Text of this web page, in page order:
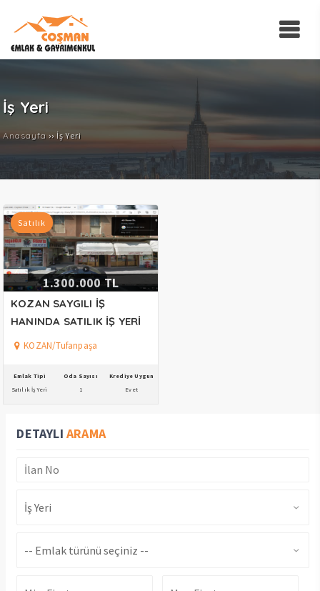
İş Yeri
Anasayfa ›› İş Yeri
Satılık
1.300.000 TL
KOZAN SAYGILI İŞ
HANINDA SATILIK İŞ YERİ
KOZAN/Tufanpaşa
Emlak Tipi
DETAYLI ARAMA